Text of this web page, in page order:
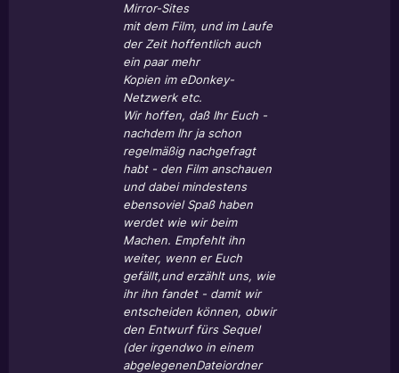
Mirror-Sites
mit dem Film, und im Laufe
der Zeit hoffentlich auch
ein paar mehr
Kopien im eDonkey-
Netzwerk etc.
Wir hoffen, daß Ihr Euch -
nachdem Ihr ja schon
regelmäßig nachgefragt
habt - den Film anschauen
und dabei mindestens
ebensoviel Spaß haben
werdet wie wir beim
Machen. Empfehlt ihn
weiter, wenn er Euch
gefällt,und erzählt uns, wie
ihr ihn fandet - damit wir
entscheiden können, obwir
den Entwurf fürs Sequel
(der irgendwo in einem
abgelegenenDateiordner